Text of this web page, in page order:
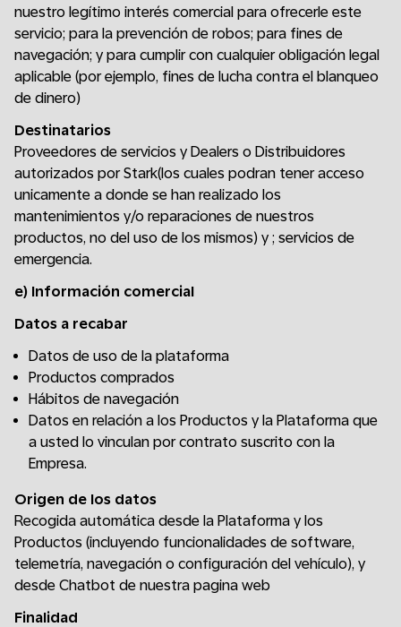
nuestro legítimo interés comercial para ofrecerle este
servicio; para la prevención de robos; para fines de
navegación; y para cumplir con cualquier obligación legal
aplicable (por ejemplo, fines de lucha contra el blanqueo
de dinero)
Destinatarios
Proveedores de servicios y Dealers o Distribuidores
autorizados por Stark(los cuales podran tener acceso
unicamente a donde se han realizado los
mantenimientos y/o reparaciones de nuestros
productos, no del uso de los mismos) y ; servicios de
emergencia.
e) Información comercial
Datos a recabar
Datos de uso de la plataforma
Productos comprados
Hábitos de navegación
Datos en relación a los Productos y la Plataforma que
a usted lo vinculan por contrato suscrito con la
Empresa.
Origen de los datos
Recogida automática desde la Plataforma y los
Productos (incluyendo funcionalidades de software,
telemetría, navegación o configuración del vehículo), y
desde Chatbot de nuestra pagina web
Finalidad